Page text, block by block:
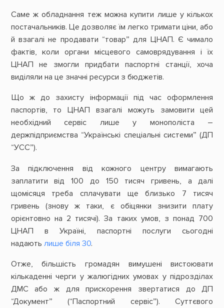
Саме ж обладнання теж можна купити лише у кількох
постачальників. Це дозволяє їм легко тримати ціни, або
й взагалі не продавати “товар” для ЦНАП. Є чимало
фактів, коли органи місцевого самоврядування і їх
ЦНАП не змогли придбати паспортні станції, хоча
виділяли на це значні ресурси з бюджетів.
Що ж до захисту інформації під час оформлення
паспортів, то ЦНАП взагалі можуть замовити цей
необхідний сервіс лише у монополіста –
держпідприємства “Українські спеціальні системи” (ДП
“УСС”).
За підключення від кожного центру вимагають
заплатити від 100 до 150 тисяч гривень, а далі
щомісяця треба сплачувати ще близько 7 тисяч
гривень (знову ж таки, є обіцянки знизити плату
орієнтовно на 2 тисячі). За таких умов, з понад 700
ЦНАП в Україні, паспортні послуги сьогодні
надають лише біля 30.
Отже, більшість громадян вимушені вистоювати
кількаденні черги у жалюгідних умовах у підрозділах
ДМС або ж для прискорення звертатися до ДП
“Документ” (“Паспортний сервіс”). Суттєвого